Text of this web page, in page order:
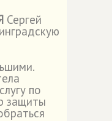
Сергей
по
защиты